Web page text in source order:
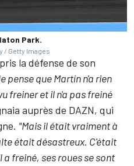
Park.
/ Getty Images
la défense de son
pense que Martín n'a rien
freiner et il n'a pas freiné
auprès de DAZN, qui
"Mais il était vraiment à
était désastreux. C'était
freiné, ses roues se sont